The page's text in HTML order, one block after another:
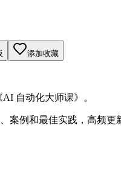
添加收藏
自动化大师课》。
案例和最佳实践，高频更